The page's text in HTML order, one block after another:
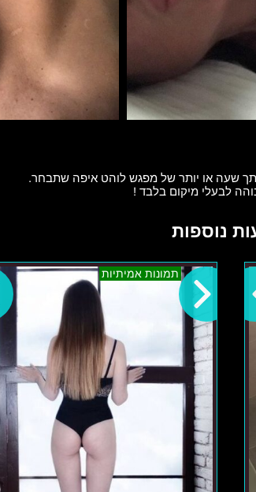
שעה או יותר של מפגש לוהט איפה שתבחר.
לבעלי מיקום בלבד !
נוספות
תמונות אמיתיות אמילי
–
צפון
והסביבה